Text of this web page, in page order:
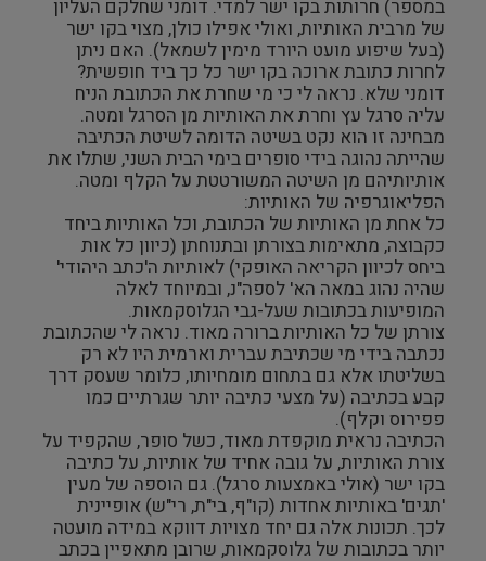
במספר) חרותות בקו ישר למדי. דומני שחלקם העליון
של מרבית האותיות, ואולי אפילו כולן, מצוי בקו ישר
(בעל שיפוע מועט היורד מימין לשמאל). האם ניתן
לחרות כתובת ארוכה בקו ישר כל כך ביד חופשית?
דומני שלא. נראה לי כי מי שחרת את הכתובת הניח
עליה סרגל עץ וחרת את האותיות מן הסרגל ומטה.
מבחינה זו הוא נקט בשיטה הדומה לשיטת הכתיבה
שהייתה נהוגה בידי סופרים בימי הבית השני, שתלו את
אותיותיהם מן השיטה המשורטטת על הקלף ומטה.
הפליאוגרפיה של האותיות:
כל אחת מן האותיות של הכתובת, וכל האותיות ביחד
כקבוצה, מתאימות בצורתן ובתנוחתן (כיוון כל אות
ביחס לכיוון הקריאה האופקי) לאותיות ה'כתב היהודי'
שהיה נהוג במאה הא' לספה"נ, ובמיוחד לאלה
המופיעות בכתובות שעל-גבי הגלוסקמאות.
צורתן של כל האותיות ברורה מאוד. נראה לי שהכתובת
נכתבה בידי מי שכתיבת עברית וארמית היו לא רק
בשליטתו אלא גם בתחום מומחיותו, כלומר שעסק דרך
קבע בכתיבה (על מצעי כתיבה יותר שגרתיים כמו
פפירוס וקלף).
הכתיבה נראית מוקפדת מאוד, כשל סופר, שהקפיד על
צורת האותיות, על גובה אחיד של אותיות, על כתיבה
בקו ישר (אולי באמצעות סרגל). גם הוספה של מעין
'תגים' באותיות אחדות (קו"ף, בי"ת, רי"ש) אופיינית
לכך. תכונות אלה גם יחד מצויות דווקא במידה מועטה
יותר בכתובות של גלוסקמאות, שרובן מתאפיין בכתב